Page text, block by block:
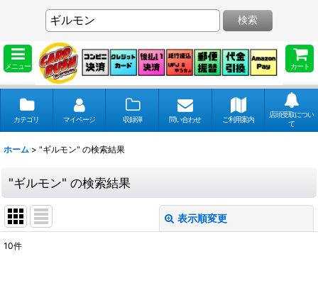
メニュー カート
検索
カテゴリ マイページ 収録弾 問い合わせ ご利用案内
店頭受取につい
て
ホーム > "ギルモン" の検索結果
"ギルモン" の検索結果
表示順変更
10件